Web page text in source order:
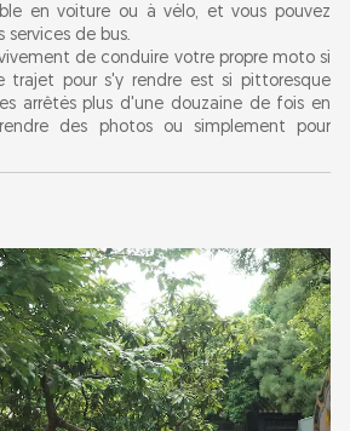
en voiture ou à vélo, et vous pouvez
de bus.
de conduire votre propre moto si
trajet pour s'y rendre est si pittoresque
arrêtés plus d'une douzaine de fois en
des photos ou simplement pour